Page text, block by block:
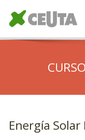
Energía